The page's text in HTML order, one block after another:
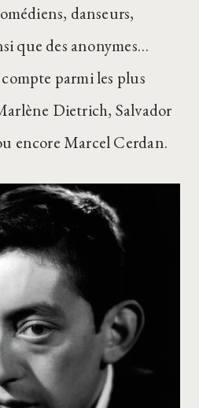
danseurs,
que des anonymes…
parmi les plus
Dietrich, Salvador
encore Marcel Cerdan.